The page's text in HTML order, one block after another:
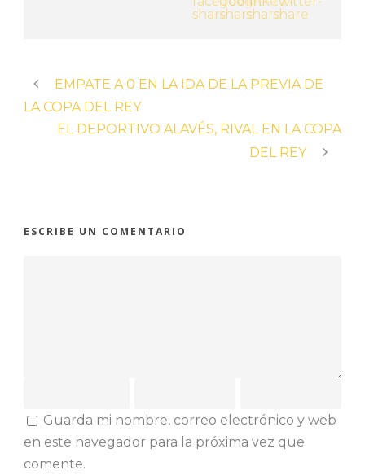
EMPATE A 0 EN LA IDA DE LA PREVIA DE
LA COPA DEL REY
EL DEPORTIVO ALAVÉS, RIVAL EN LA COPA
DEL REY
ESCRIBE UN COMENTARIO
Guarda mi nombre, correo electrónico y web
en este navegador para la próxima vez que
comente.